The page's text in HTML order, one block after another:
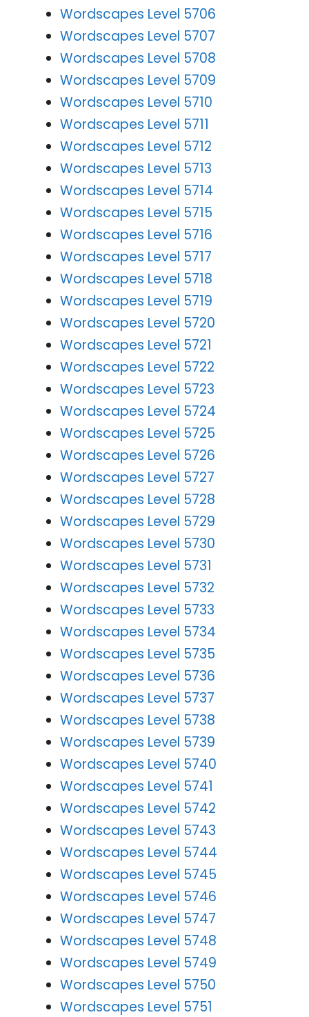
Wordscapes Level 5706
Wordscapes Level 5707
Wordscapes Level 5708
Wordscapes Level 5709
Wordscapes Level 5710
Wordscapes Level 5711
Wordscapes Level 5712
Wordscapes Level 5713
Wordscapes Level 5714
Wordscapes Level 5715
Wordscapes Level 5716
Wordscapes Level 5717
Wordscapes Level 5718
Wordscapes Level 5719
Wordscapes Level 5720
Wordscapes Level 5721
Wordscapes Level 5722
Wordscapes Level 5723
Wordscapes Level 5724
Wordscapes Level 5725
Wordscapes Level 5726
Wordscapes Level 5727
Wordscapes Level 5728
Wordscapes Level 5729
Wordscapes Level 5730
Wordscapes Level 5731
Wordscapes Level 5732
Wordscapes Level 5733
Wordscapes Level 5734
Wordscapes Level 5735
Wordscapes Level 5736
Wordscapes Level 5737
Wordscapes Level 5738
Wordscapes Level 5739
Wordscapes Level 5740
Wordscapes Level 5741
Wordscapes Level 5742
Wordscapes Level 5743
Wordscapes Level 5744
Wordscapes Level 5745
Wordscapes Level 5746
Wordscapes Level 5747
Wordscapes Level 5748
Wordscapes Level 5749
Wordscapes Level 5750
Wordscapes Level 5751